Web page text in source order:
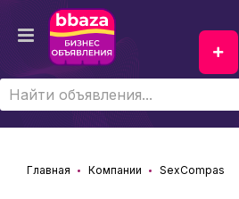
Главная Компании SexCompas